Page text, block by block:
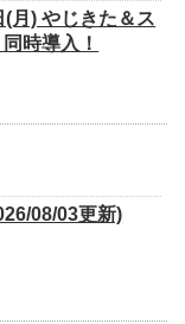
月) やじきた＆ス
時導入！
08/03更新)